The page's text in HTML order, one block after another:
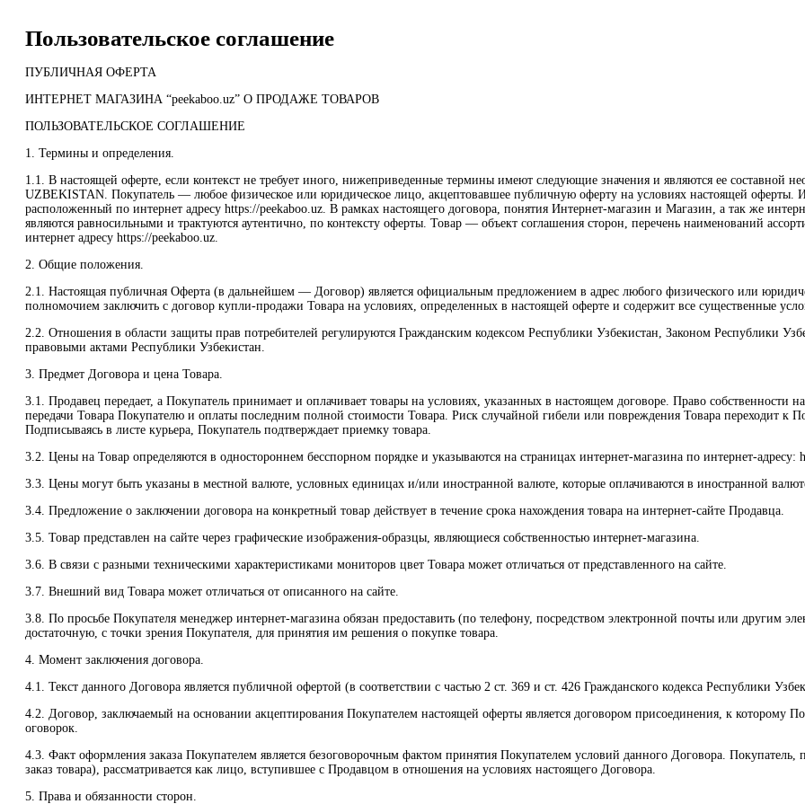
Пользовательское соглашение
ПУБЛИЧНАЯ ОФЕРТА
ИНТЕРНЕТ МАГАЗИНА “peekaboo.uz” О ПРОДАЖЕ ТОВАРОВ
ПОЛЬЗОВАТЕЛЬСКОЕ СОГЛАШЕНИЕ
1. Термины и определения.
1.1. В настоящей оферте, если контекст не требует иного, нижеприведенные термины имеют следующие значения и являются ее составной
UZBEKISTAN. Покупатель — любое физическое или юридическое лицо, акцептовавшее публичную оферту на условиях настоящей
расположенный по интернет адресу https://peekaboo.uz. В рамках настоящего договора, понятия Интернет-магазин и Магазин, а так же
являются равносильными и трактуются аутентично, по контексту оферты. Товар — объект соглашения сторон, перечень наименований
интернет адресу https://peekaboo.uz.
2. Общие положения.
2.1. Настоящая публичная Оферта (в дальнейшем — Договор) является официальным предложением в адрес любого физического или
полномочием заключить с договор купли-продажи Товара на условиях, определенных в настоящей оферте и содержит все существенные
2.2. Отношения в области защиты прав потребителей регулируются Гражданским кодексом Республики Узбекистан, Законом Республики
правовыми актами Республики Узбекистан.
3. Предмет Договора и цена Товара.
3.1. Продавец передает, а Покупатель принимает и оплачивает товары на условиях, указанных в настоящем договоре. Право собственности
передачи Товара Покупателю и оплаты последним полной стоимости Товара. Риск случайной гибели или повреждения Товара переходит к
Подписываясь в листе курьера, Покупатель подтверждает приемку товара.
3.2. Цены на Товар определяются в одностороннем бесспорном порядке и указываются на страницах интернет-магазина по интернет-адресу:
3.3. Цены могут быть указаны в местной валюте, условных единицах и/или иностранной валюте, которые оплачиваются в иностранной
3.4. Предложение о заключении договора на конкретный товар действует в течение срока нахождения товара на интернет-сайте Продавца.
3.5. Товар представлен на сайте через графические изображения-образцы, являющиеся собственностью интернет-магазина.
3.6. В связи с разными техническими характеристиками мониторов цвет Товара может отличаться от представленного на сайте.
3.7. Внешний вид Товара может отличаться от описанного на сайте.
3.8. По просьбе Покупателя менеджер интернет-магазина обязан предоставить (по телефону, посредством электронной почты или другим
достаточную, с точки зрения Покупателя, для принятия им решения о покупке товара.
4. Момент заключения договора.
4.1. Текст данного Договора является публичной офертой (в соответствии с частью 2 ст. 369 и ст. 426 Гражданского кодекса Республики
4.2. Договор, заключаемый на основании акцептирования Покупателем настоящей оферты является договором присоединения, к которому
оговорок.
4.3. Факт оформления заказа Покупателем является безоговорочным фактом принятия Покупателем условий данного Договора.
заказ товара), рассматривается как лицо, вступившее с Продавцом в отношения на условиях настоящего Договора.
5. Права и обязанности сторон.